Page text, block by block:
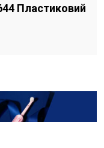
Пластиковий